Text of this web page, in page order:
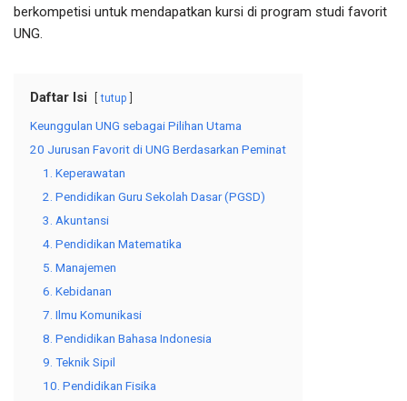
berkompetisi untuk mendapatkan kursi di program studi favorit
UNG.
Daftar Isi tutup
Keunggulan UNG sebagai Pilihan Utama
20 Jurusan Favorit di UNG Berdasarkan Peminat
1. Keperawatan
2. Pendidikan Guru Sekolah Dasar (PGSD)
3. Akuntansi
4. Pendidikan Matematika
5. Manajemen
6. Kebidanan
7. Ilmu Komunikasi
8. Pendidikan Bahasa Indonesia
9. Teknik Sipil
10. Pendidikan Fisika